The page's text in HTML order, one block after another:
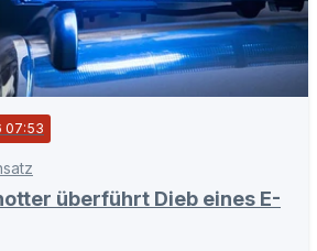
07:53
überführt Dieb eines E-